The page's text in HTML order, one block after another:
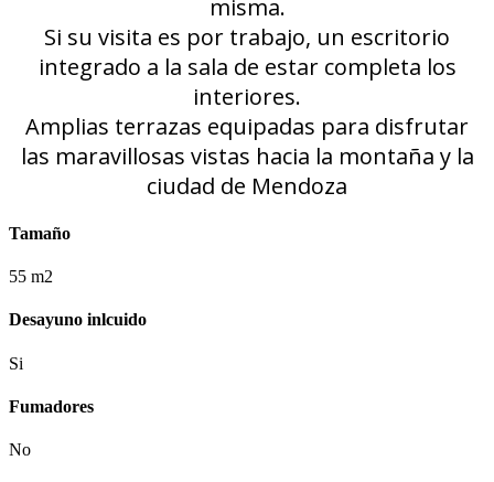
misma.
Si su visita es por trabajo, un escritorio
integrado a la sala de estar completa los
interiores.
Amplias terrazas equipadas para disfrutar
las maravillosas vistas hacia la montaña y la
ciudad de Mendoza
Tamaño
55 m2
Desayuno inlcuido
Si
Fumadores
No